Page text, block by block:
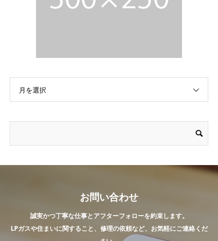
月を選択
お問い合わせ
誠実かつ丁寧な仕事とアフターフォローを約束します。
LPガスや住まいに関すること、修理の依頼など、お気軽にご連絡くだ